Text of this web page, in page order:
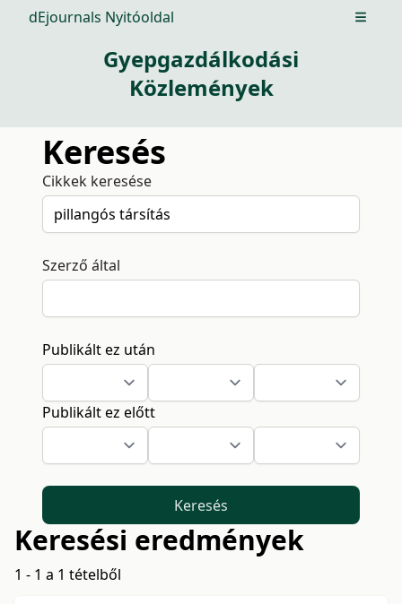
dEjournals Nyitóoldal Open
Gyepgazdálkodási
Közlemények
Keresés
Cikkek keresése
Szerző által
Publikált ez után
Publikált ez előtt
Keresés
Keresési eredmények
1 - 1 a 1 tételből